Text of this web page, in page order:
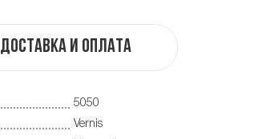
Доставка и оплата
5050
Vernis